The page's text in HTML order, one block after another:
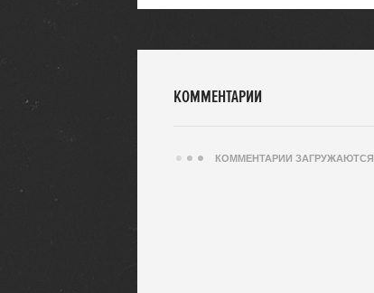
КОММЕНТАРИИ
КОММЕНТАРИИ ЗАГРУЖАЮТСЯ